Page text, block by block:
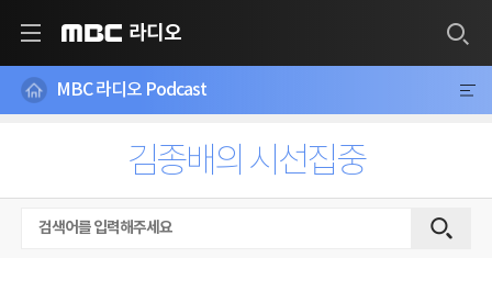
라디오
MBC 라디오 Podcast
김종배의 시선집중